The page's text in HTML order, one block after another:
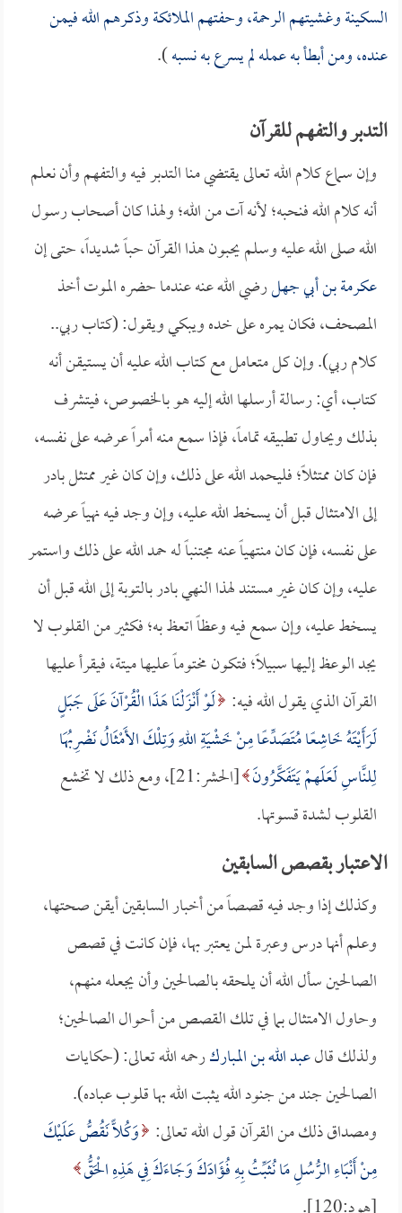
السكينة وغشيتهم الرحمة، وحفتهم الملائكة وذكرهم الله فيمن
عنده، ومن أبطأ به عمله لم يسرع به نسبه).
التدبر والتفهم للقرآن
وإن سماع كلام الله تعالى يقتضي منا التدبر فيه والتفهم وأن نعلم
أنه كلام الله فنحبه؛ لأنه آت من الله؛ ولهذا كان أصحاب رسول
الله صلى الله عليه وسلم يحبون هذا القرآن حباً شديداً، حتى إن
عكرمة بن أبي جهلرضي الله عنه عندما حضره الموت أخذ
المصحف، فكان يمره على خده ويبكي ويقول: (كتاب ربي..
كلام ربي). وإن كل متعامل مع كتاب الله عليه أن يستيقن أنه
كتاب، أي: رسالة أرسلها الله إليه هو بالخصوص، فيتشرف
بذلك ويحاول تطبيقه تماماً، فإذا سمع منه أمراً عرضه على نفسه،
فإن كان ممتثلاً؛ فليحمد الله على ذلك، وإن كان غير ممتثل بادر
إلى الامتثال قبل أن يسخط الله عليه، وإن وجد فيه نهياً عرضه
على نفسه، فإن كان منتهياً عنه مجتنباً له حمد الله على ذلك واستمر
عليه، وإن كان غير مستند لهذا النهي بادر بالتوبة إلى الله قبل أن
يسخط عليه، وإن سمع فيه وعظاً اتعظ به؛ فكثير من القلوب لا
يجد الوعظ إليها سبيلاً؛ فتكون مختوماً عليها ميتة، فيقرأ عليها
القرآن الذي يقول الله فيه: لَوْ أَنْزَلْنَا هَذَا الْقُرْآنَ عَلَى جَبَلٍ
لَرَأَيْتَهُ خَاشِعًا مُتَصَدِّعًا مِنْ خَشْيَةِ اللهِ وَتِلْكَ الأَمْثَالُ نَضْرِبُهَا
لِلنَّاسِ لَعَلَهمْ يَتَفَكَّرُونَ
[الحشر:21]، ومع ذلك لا تخشع
القلوب لشدة قسوتها.
الاعتبار بقصص السابقين
وكذلك إذا وجد فيه قصصاً من أخبار السابقين أيقن صحتها،
وعلم أنها درس وعبرة لمن يعتبر بها، فإن كانت في قصص
الصالحين سأل الله أن يلحقه بالصالحين وأن يجعله منهم،
وحاول الامتثال بما في تلك القصص من أحوال الصالحين؛
ولذلك قالعبد الله بن المباركرحمه الله تعالى: (حكايات
الصالحين جند من جنود الله يثبت الله بها قلوب عباده).
ومصداق ذلك من القرآن قول الله تعالى: وَكُلًّا نَقُصُّ عَلَيْكَ
مِنْ أَنْبَاءِ الرُّسُلِ مَا نُثَبِّتُ بِهِ فُؤَادَكَ وَجَاءَكَ فِي هَذِهِ الْحَقُّ